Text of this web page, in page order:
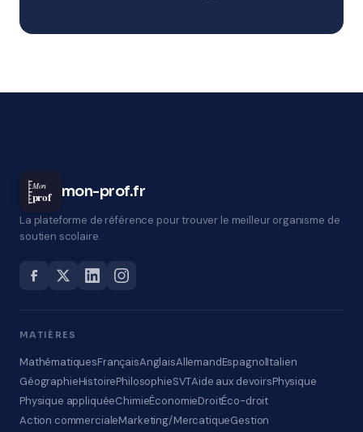
Mon
prof mon-prof.fr
La plateforme de référence pour trouver le meilleur organisme de
soutien scolaire.
MATIÈRES
MathématiquesFrançaisAnglaisAllemandEspagnolItalien
GéographieHistoirePhilosophieSVTAide aux devoirsPhysique
Physique appliquéeChimieÉconomieDroitÉco-droit
Action commercialeMarketing/MercatiqueGestion